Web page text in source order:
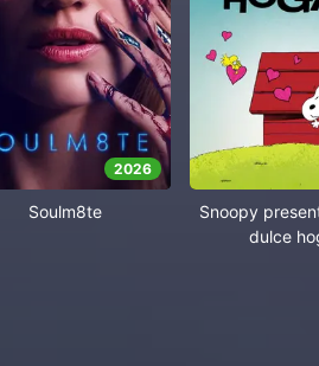
2026
Soulm8te
Snoopy
dulce